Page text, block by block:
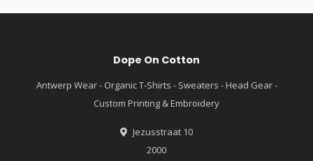
Dope On Cotton
Antwerp Wear - Organic T-Shirts - Sweaters - Head Gear -
Custom Printing & Embroidery
Jezusstraat 10
2000